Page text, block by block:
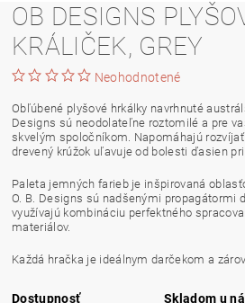
OB DESIGNS
KRÁLIČEK, GREY
Neohodnotené
Obľúbené plyšové hrkálky navrhnuté
Designs sú neodolateľne roztomilé a pre
skvelým spoločníkom. Napomáhajú
drevený krúžok uľavuje od bolesti ďasien pri
Paleta jemných farieb je inšpirovaná
O. B. Designs sú nadšenými propagátormi
využívajú kombináciu perfektného
materiálov.
Každá hračka je ideálnym darčekom a
Dostupnosť Skladom u